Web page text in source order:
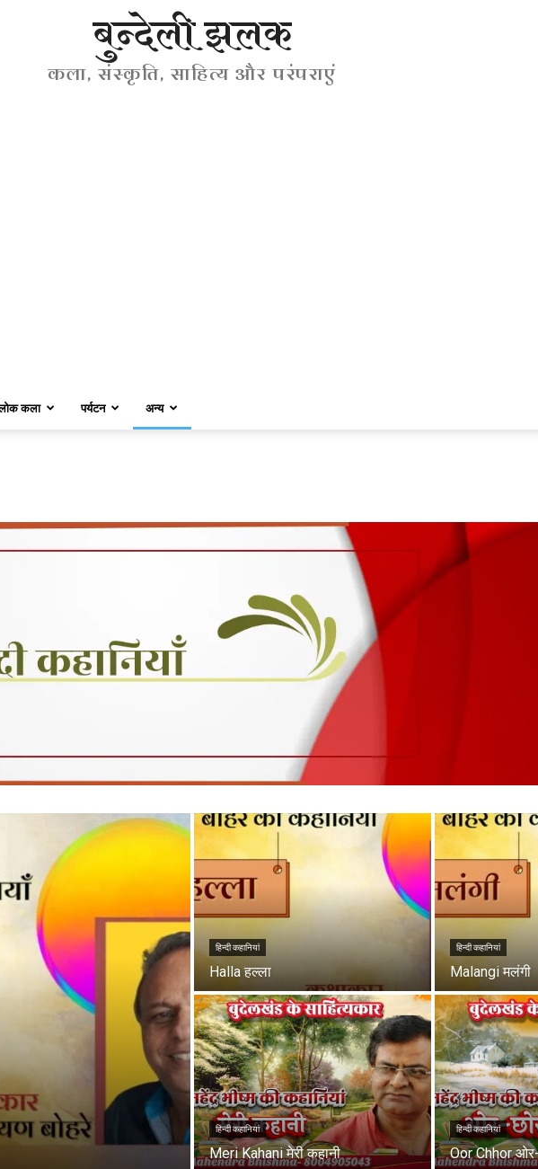
बुन्देली झलक
कला, संस्कृति, साहित्य और परंपराएं
कला पर्यटन अन्य
हिन्दी कहानियां
Halla हल्ला
हिन्दी कहानियां
Malangi मलंगी
हिन्दी कहानियां
Meri Kahani मेरी कहानी
हिन्दी कहानियां
Oor Chhor